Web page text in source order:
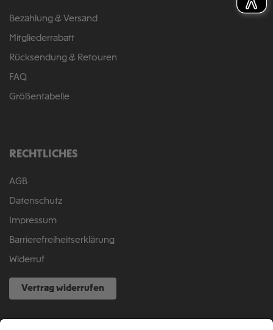
Bezahlung & Versand
Mitgliederrabatt
Rücksendung & Retouren
FAQ
Größentabelle
RECHTLICHES
AGB
Datenschutz
Impressum
Barrierefreiheitserklärung
Widerruf
Vertrag widerrufen